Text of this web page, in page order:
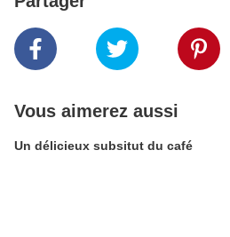
Vous aimerez aussi
Un délicieux subsitut du café